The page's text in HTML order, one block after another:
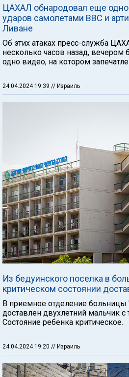
ЦАХАЛ обнародовал еще
ударов самолетами ВВС и
Ливане
Об этих атаках пресс-служба
несколько часов назад,
одно видео, на котором
24.04.2024 19:39 // Израиль
Из бедуинского поселка в
критическом состоянии
В приемное отделение больницы
доставлен двухлетний мальчик
Состояние ребенка критическое.
24.04.2024 19:20 // Израиль